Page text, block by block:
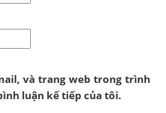
và trang web trong trình
luận kế tiếp của tôi.